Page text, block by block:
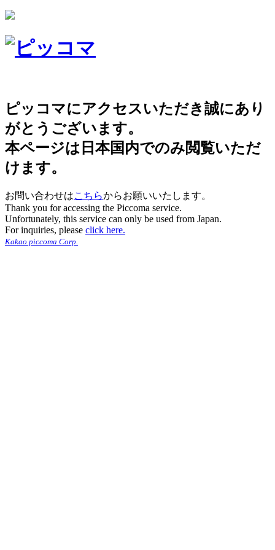
ピッコマにアクセスいただき誠にあり
がとうございます。
本ページは日本国内でのみ閲覧いただ
けます。
お問い合わせはこちらからお願いいたします。
Thank you for accessing the Piccoma service.
Unfortunately, this service can only be used from Japan.
For inquiries, please click here.
Kakao piccoma Corp.